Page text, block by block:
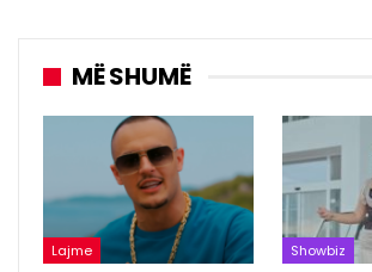
MË SHUMË
Lajme Showbiz